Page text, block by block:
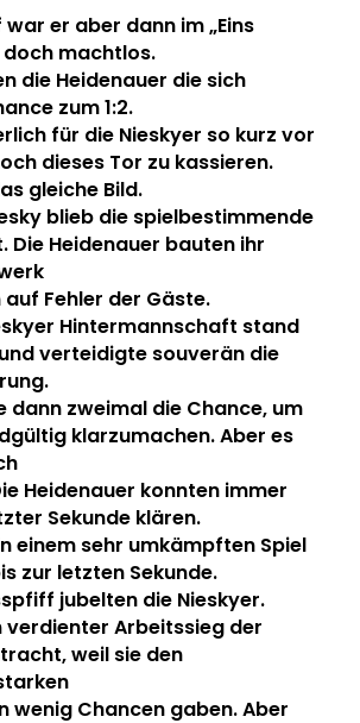
er aber dann im „Eins
doch machtlos.
die Heidenauer die sich
zum 1:2.
für die Nieskyer so kurz vor
dieses Tor zu kassieren.
gleiche Bild.
blieb die spielbestimmende
Die Heidenauer bauten ihr
Fehler der Gäste.
Hintermannschaft stand
verteidigte souverän die
dann zweimal die Chance, um
klarzumachen. Aber es
Heidenauer konnten immer
Sekunde klären.
einem sehr umkämpften Spiel
zur letzten Sekunde.
jubelten die Nieskyer.
verdienter Arbeitssieg der
weil sie den
wenig Chancen gaben. Aber